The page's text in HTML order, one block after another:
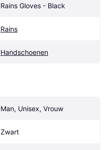
Rains Gloves - Black
Rains
Handschoenen
Man, Unisex, Vrouw
Zwart